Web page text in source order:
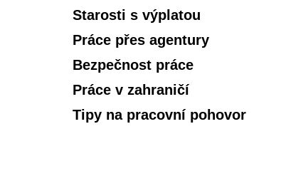
Starosti s výplatou
Práce přes agentury
Bezpečnost práce
Práce v zahraničí
Tipy na pracovní pohovor